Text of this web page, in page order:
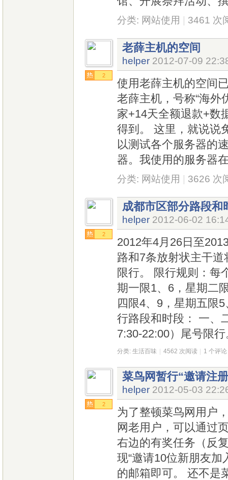
分类: 网站使用 3461 次
2
老薛主机的空间
helper 2012-07-09
使用老薛主机的空间
老薛主机，号称“海外
家+14天全额退款+数
得到。 这里，就说说
以测试各个服务器的
器。我使用的服务器
分类: 网站使用 3626 次
2
成都市区部分路段和
helper 2012-06-02
2012年4月26日至
路和7条放射状主干
限行。 限行规则：每
期一限1、6，星期二
四限4、9，星期五限
行路段和时段： 一、
7:30-22:00）尾号限
分类: 生活百味 4562 次阅读 1 个评论
2
菜鸟网暂行“邀请注
helper 2012-05-03
为了整顿菜鸟网用户
网老用户，可以通过
右边的有奖任务（反
现“邀请10位新朋友加
的邮箱即可。 还不是